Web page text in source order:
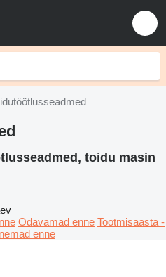
toidu masin
Odavamad enne Tootmisaasta -
enne